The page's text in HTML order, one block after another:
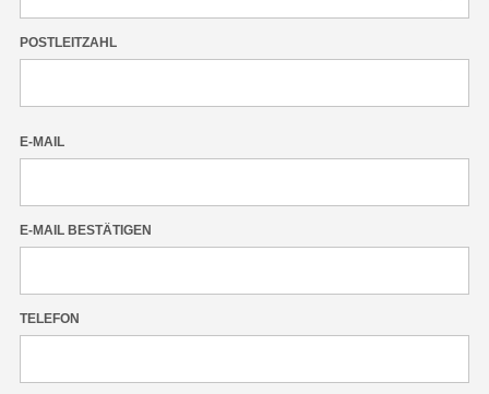
POSTLEITZAHL
E-MAIL
E-MAIL BESTÄTIGEN
TELEFON